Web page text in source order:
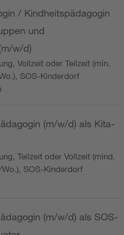
/ Kindheitspädagogin
und
w/d)
Vollzeit oder Teilzeit (min.
SOS-Kinderdorf
(m/w/d) als Kita-
Teilzeit oder Vollzeit (mind.
SOS-Kinderdorf
(m/w/d) als SOS-